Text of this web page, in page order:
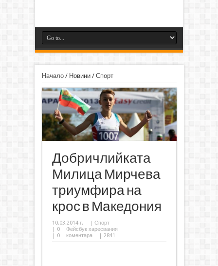
Начало/ Новини/ Спорт
Добричлийката
Милица Мирчева
триумфира на
крос в Македония
10.03.2014 г. | Спорт
| 0
Фейсбук харесвания
| 0 коментара | 2841